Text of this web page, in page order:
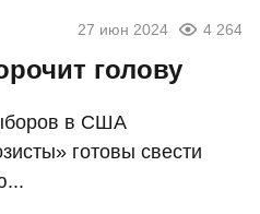
27 июн 2024 4 264
голову
в США
готовы свести